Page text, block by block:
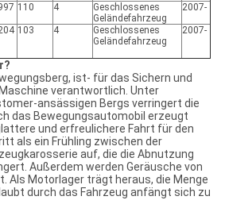
110 4
Geschlossenes
Geländefahrzeug
2007-
103 4
Geschlossenes
Geländefahrzeug
2007-
ist- für das Sichern und
verantwortlich. Unter
ansässigen Bergs verringert die
das Bewegungsautomobil erzeugt
und erfreulichere Fahrt für den
als ein Frühling zwischen der
auf, die die Abnutzung
Außerdem werden Geräusche von
Als Motorlager trägt heraus, die Menge
durch das Fahrzeug anfängt sich zu